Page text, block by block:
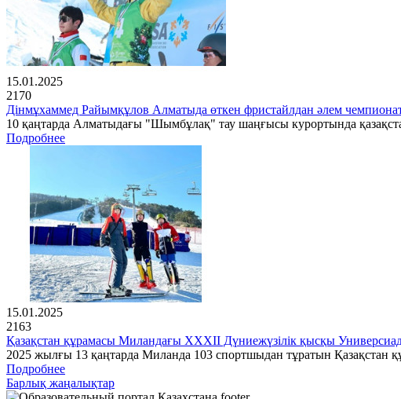
15.01.2025
2170
Дінмұхаммед Райымқұлов Алматыда өткен фристайлдан әлем
10 қаңтарда Алматыдағы "Шымбұлақ" тау шаңғысы курортында
Подробнее
15.01.2025
2163
Қазақстан құрамасы Миландағы XXXII Дүниежүзілік қысқы
2025 жылғы 13 қаңтарда Миланда 103 спортшыдан тұратын
Подробнее
Барлық жаңалықтар